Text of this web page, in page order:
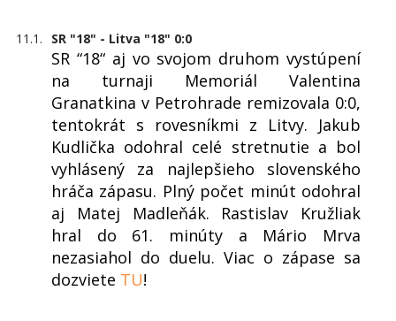
11.1. SR "18" - Litva "18" 0:0
SR “18“ aj vo svojom druhom vystúpení
na turnaji Memoriál Valentina
Granatkina v Petrohrade remizovala 0:0,
tentokrát s rovesníkmi z Litvy. Jakub
Kudlička odohral celé stretnutie a bol
vyhlásený za najlepšieho slovenského
hráča zápasu. Plný počet minút odohral
aj Matej Madleňák. Rastislav Kružliak
hral do 61. minúty a Mário Mrva
nezasiahol do duelu. Viac o zápase sa
dozviete TU!